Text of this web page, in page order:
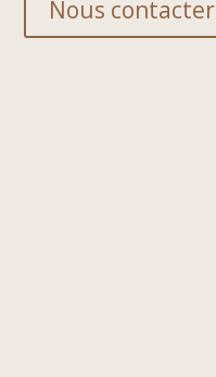
Nous contacter